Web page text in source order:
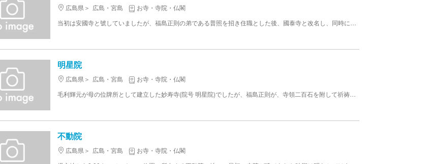
広島県 広島・宮島
お寺・寺院・仏閣
明星院
広島県 広島・宮島
お寺・寺院・仏閣
不動院
広島県 広島・宮島
お寺・寺院・仏閣